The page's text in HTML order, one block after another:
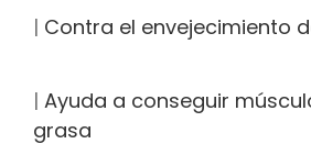
| Contra el envejecimiento
| Ayuda a conseguir
grasa